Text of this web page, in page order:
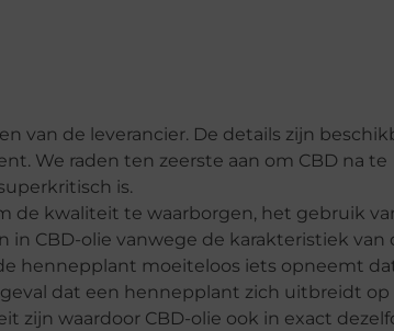
van de leverancier. De details zijn
We raden ten zeerste aan om CBD na te
is.
de kwaliteit te waarborgen, het gebruik
CBD-olie vanwege de karakteristiek van
hennepplant moeiteloos iets opneemt
dat een hennepplant zich uitbreidt op
zijn waardoor CBD-olie ook in exact